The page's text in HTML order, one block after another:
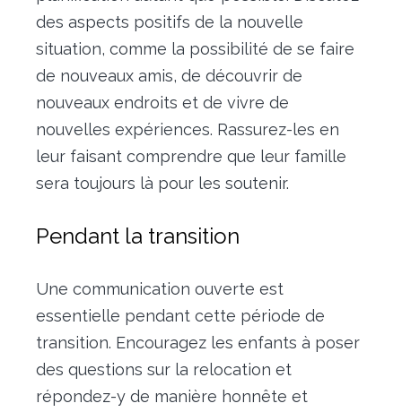
des aspects positifs de la nouvelle
situation, comme la possibilité de se faire
de nouveaux amis, de découvrir de
nouveaux endroits et de vivre de
nouvelles expériences. Rassurez-les en
leur faisant comprendre que leur famille
sera toujours là pour les soutenir.
Pendant la transition
Une communication ouverte est
essentielle pendant cette période de
transition. Encouragez les enfants à poser
des questions sur la relocation et
répondez-y de manière honnête et